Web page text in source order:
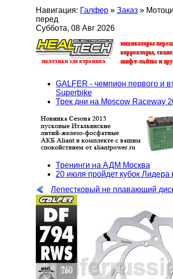
Навигация: Галфер » Заказ »
перед
Суббота, 08 Авг 2026
GALFER - чемпион первого и
Superbike
Трек дни на Moscow Raceway
Тренинги на АДМ Москва
20 июля пройдет кубок Лидера
Лепестковый не плавающий